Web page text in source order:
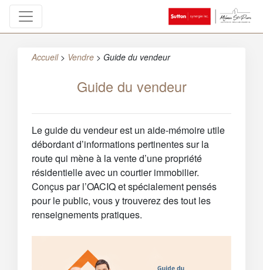
Accueil > Vendre > Guide du vendeur
Guide du vendeur
Le guide du vendeur est un aide-mémoire utile
débordant d’informations pertinentes sur la
route qui mène à la vente d’une propriété
résidentielle avec un courtier immobilier.
Conçus par l’OACIQ et spécialement pensés
pour le public, vous y trouverez des tout les
renseignements pratiques.